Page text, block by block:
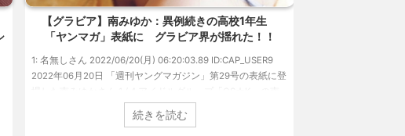
【速報です!!!】中川翔子「写真集」2位 8キロ減
のランジェリーカットほか「今まで以上に攻めた」
1: 名無しさん 2022/06/18(土) 09:04:55.67 ID:CAP_USER9
イ』（講談社）が、週間2.5万部を売り上げ、6/20付「オリ
コン週間BOOKランキング」、同ランキングジャンル別「写
続きを読む